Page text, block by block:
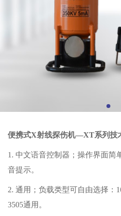
便携式X射线探伤机—XT系列技
1. 中文语音控制器；操作界面简
音提示。
2. 通用；负载类型可自由选择：
3505通用。